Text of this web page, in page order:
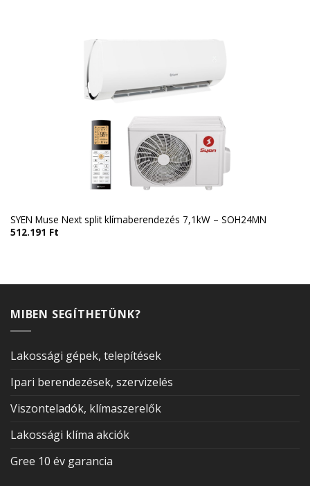
SYEN Muse Next split klímaberendezés 7,1kW – SOH24MN
512.191 Ft
MIBEN SEGÍTHETÜNK?
Lakossági gépek, telepítések
Ipari berendezések, szervizelés
Viszonteladók, klímaszerelők
Lakossági klíma akciók
Gree 10 év garancia